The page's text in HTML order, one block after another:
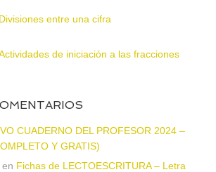
Divisiones entre una cifra
de iniciación a las fracciones
CUADERNO DEL PROFESOR 2024 –
Y GRATIS)
en Fichas de LECTOESCRITURA – Letra